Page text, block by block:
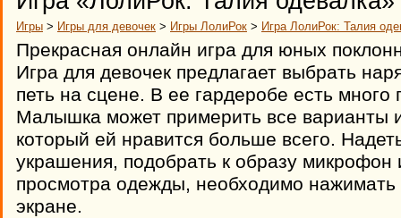
Игры > Игры для девочек > Игры ЛолиРок > Игра ЛолиРок: Талия
Прекрасная онлайн игра для юных
Игра для девочек предлагает выбрать
петь на сцене. В ее гардеробе есть много
Малышка может примерить все варианты
который ей нравится больше всего.
украшения, подобрать к образу микрофон
просмотра одежды, необходимо нажимать
экране.